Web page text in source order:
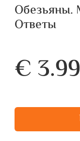
Обезьяны.
Ответы
€ 3.99